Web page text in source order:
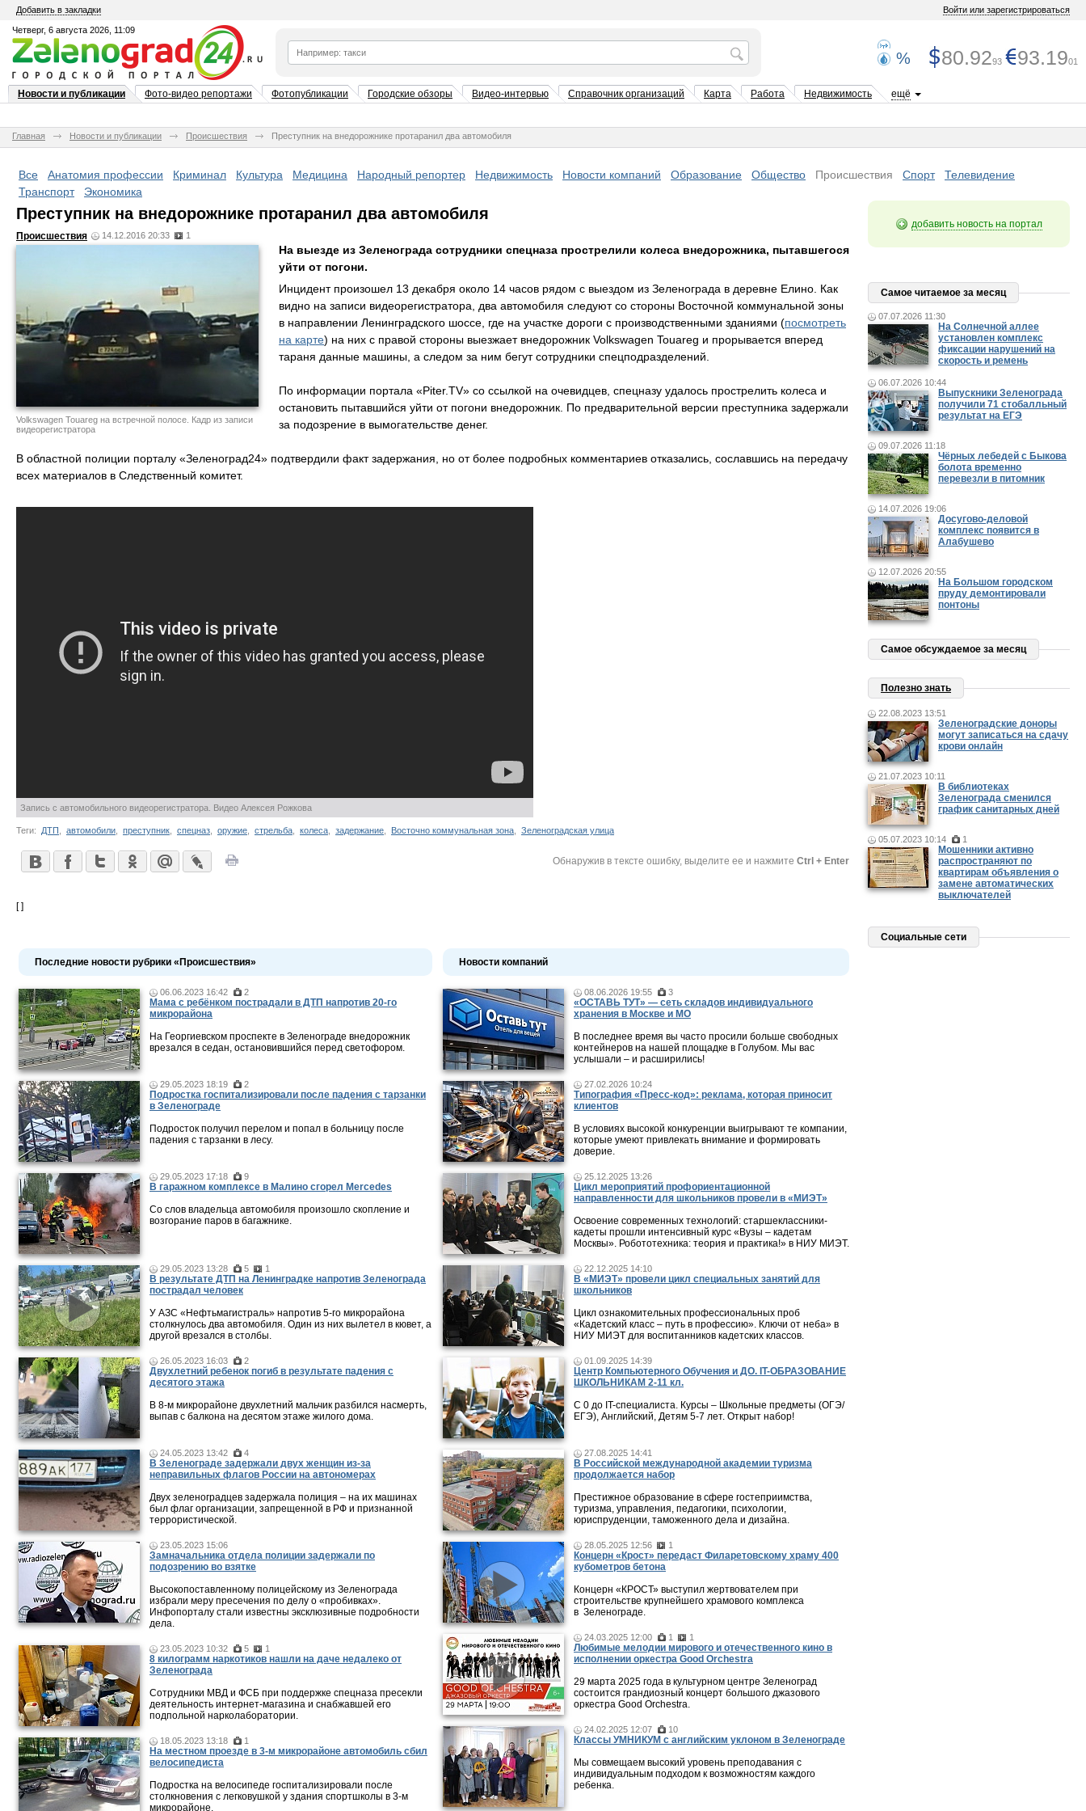
Добавить в закладки Войти или зарегистрироваться
Четверг, 6 августа 2026, 11:09
% 80.9293 93.1901
Новости и публикации Фото-видео репортажи Фотопубликации Городские обзоры Видео-интервью Справочник организаций Карта Работа Недвижимость ещё
Главная Новости и публикации Происшествия Преступник на внедорожнике протаранил два автомобиля
Все Анатомия профессии Криминал Культура Медицина Народный репортер Недвижимость Новости компаний Образование Общество Происшествия Спорт
Телевидение
Транспорт
Экономика
Преступник на внедорожнике протаранил два автомобиля
Происшествия 14.12.2016 20:33 1
Volkswagen Touareg на встречной полосе. Кадр из записи
видеорегистратора
На выезде из Зеленограда сотрудники спецназа прострелили колеса внедорожника, пытавшегося
уйти от погони.
Инцидент произошел 13 декабря около 14 часов рядом с выездом из Зеленограда в деревне Елино. Как
видно на записи видеорегистратора, два автомобиля следуют со стороны Восточной коммунальной зоны
в направлении Ленинградского шоссе, где на участке дороги с производственными зданиями (посмотреть
на карте) на них с правой стороны выезжает внедорожник Volkswagen Touareg и прорывается вперед
тараня данные машины, а следом за ним бегут сотрудники спецподразделений.
По информации портала «Piter.TV» со ссылкой на очевидцев, спецназу удалось прострелить колеса и
остановить пытавшийся уйти от погони внедорожник. По предварительной версии преступника задержали
за подозрение в вымогательстве денег.
В областной полиции порталу «Зеленоград24» подтвердили факт задержания, но от более подробных комментариев отказались, сославшись на передачу
всех материалов в Следственный комитет.
Запись с автомобильного видеорегистратора. Видео Алексея Рожкова
Теги: ДТП автомобили преступник спецназ оружие стрельба колеса задержание Восточно коммунальная зона Зеленоградская улица
Обнаружив в тексте ошибку, выделите ее и нажмите Ctrl + Enter
[ ]
Последние новости рубрики «Происшествия»
06.06.2023 16:42 2
Мама c ребёнком пострадали в ДТП напротив 20-го
микрорайона
На Георгиевском проспекте в Зеленограде внедорожник
врезался в седан, остановившийся перед светофором.
29.05.2023 18:19 2
Подростка госпитализировали после падения с тарзанки
в Зеленограде
Подросток получил перелом и попал в больницу после
падения с тарзанки в лесу.
29.05.2023 17:18 9
В гаражном комплексе в Малино сгорел Mercedes
Со слов владельца автомобиля произошло скопление и
возгорание паров в багажнике.
29.05.2023 13:28 5 1
В результате ДТП на Ленинградке напротив Зеленограда
пострадал человек
У АЗС «Нефтьмагистраль» напротив 5-го микрорайона
столкнулось два автомобиля. Один из них вылетел в кювет, а
другой врезался в столбы.
26.05.2023 16:03 2
Двухлетний ребенок погиб в результате падения с
десятого этажа
В 8-м микрорайоне двухлетний мальчик разбился насмерть,
выпав с балкона на десятом этаже жилого дома.
24.05.2023 13:42 4
В Зеленограде задержали двух женщин из-за
неправильных флагов России на автономерах
Двух зеленоградцев задержала полиция – на их машинах
был флаг организации, запрещенной в РФ и признанной
террористической.
23.05.2023 15:06
Замначальника отдела полиции задержали по
подозрению во взятке
Высокопоставленному полицейскому из Зеленограда
избрали меру пресечения по делу о «пробивках».
Инфопорталу стали известны эксклюзивные подробности
дела.
23.05.2023 10:32 5 1
8 килограмм наркотиков нашли на даче недалеко от
Зеленограда
Сотрудники МВД и ФСБ при поддержке спецназа пресекли
деятельность интернет-магазина и снабжавшей его
подпольной нарколаборатории.
18.05.2023 13:18 1
На местном проезде в 3-м микрорайоне автомобиль сбил
велосипедиста
Подростка на велосипеде госпитализировали после
столкновения с легковушкой у здания спортшколы в 3-м
микрорайоне.
Новости компаний
08.06.2026 19:55 3
«ОСТАВЬ ТУТ» — сеть складов индивидуального
хранения в Москве и МО
В последнее время вы часто просили больше свободных
контейнеров на нашей площадке в Голубом. Мы вас
услышали – и расширились!
27.02.2026 10:24
Типография «Пресс-код»: реклама, которая приносит
клиентов
В условиях высокой конкуренции выигрывают те компании,
которые умеют привлекать внимание и формировать
доверие.
25.12.2025 13:26
Цикл мероприятий профориентационной
направленности для школьников провели в «МИЭТ»
Освоение современных технологий: старшеклассники-
кадеты прошли интенсивный курс «Вузы – кадетам
Москвы». Робототехника: теория и практика!» в НИУ МИЭТ.
22.12.2025 14:10
В «МИЭТ» провели цикл специальных занятий для
школьников
Цикл ознакомительных профессиональных проб
«Кадетский класс – путь в профессию». Ключи от неба» в
НИУ МИЭТ для воспитанников кадетских классов.
01.09.2025 14:39
Центр Компьютерного Обучения и ДО. IT-ОБРАЗОВАНИЕ
ШКОЛЬНИКАМ 2-11 кл.
С 0 до IT-специалиста. Курсы – Школьные предметы (ОГЭ/
ЕГЭ), Английский, Детям 5-7 лет. Открыт набор!
27.08.2025 14:41
В Российской международной академии туризма
продолжается набор
Престижное образование в сфере гостеприимства,
туризма, управления, педагогики, психологии,
юриспруденции, таможенного дела и дизайна.
28.05.2025 12:56 1
Концерн «Крост» передаст Филаретовскому храму 400
кубометров бетона
Концерн «КРОСТ» выступил жертвователем при
строительстве крупнейшего храмового комплекса
в Зеленограде.
24.03.2025 12:00 1 1
Любимые мелодии мирового и отечественного кино в
исполнении оркестра Good Orchestra
29 марта 2025 года в культурном центре Зеленоград
состоится грандиозный концерт большого джазового
оркестра Good Orchestra.
24.02.2025 12:07 10
Классы УМНИКУМ с английским уклоном в Зеленограде
Мы совмещаем высокий уровень преподавания с
индивидуальным подходом к возможностям каждого
ребенка.
добавить новость на портал
Самое читаемое за месяц
07.07.2026 11:30
На Солнечной аллее
установлен комплекс
фиксации нарушений на
скорость и ремень
06.07.2026 10:44
Выпускники Зеленограда
получили 71 стобалльный
результат на ЕГЭ
09.07.2026 11:18
Чёрных лебедей с Быкова
болота временно
перевезли в питомник
14.07.2026 19:06
Досугово-деловой
комплекс появится в
Алабушево
12.07.2026 20:55
На Большом городском
пруду демонтировали
понтоны
Самое обсуждаемое за месяц
Полезно знать
22.08.2023 13:51
Зеленоградские доноры
могут записаться на сдачу
крови онлайн
21.07.2023 10:11
В библиотеках
Зеленограда сменился
график санитарных дней
05.07.2023 10:14 1
Мошенники активно
распространяют по
квартирам объявления о
замене автоматических
выключателей
Социальные сети